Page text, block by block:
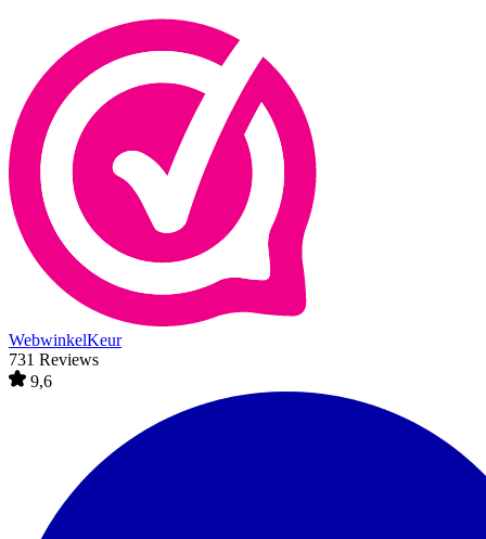
WebwinkelKeur
731 Reviews
9,6